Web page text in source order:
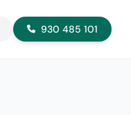
930 485 101